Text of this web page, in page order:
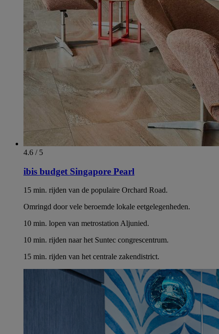
4.6 / 5
ibis budget Singapore Pearl
15 min. rijden van de populaire Orchard Road.
Omringd door vele beroemde lokale eetgelegenheden.
10 min. lopen van metrostation Aljunied.
10 min. rijden naar het Suntec congrescentrum.
15 min. rijden van het centrale zakendistrict.